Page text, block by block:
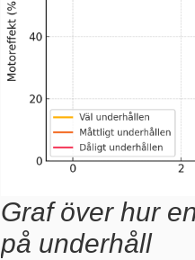
Graf över hur
på underhåll